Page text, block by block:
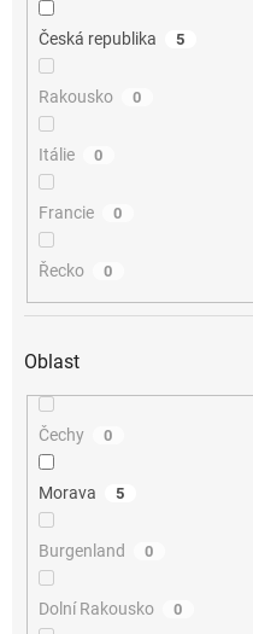
Česká republika 5
Rakousko 0
Itálie 0
Francie 0
Řecko 0
Oblast
Čechy 0
Morava 5
Burgenland 0
Dolní Rakousko 0